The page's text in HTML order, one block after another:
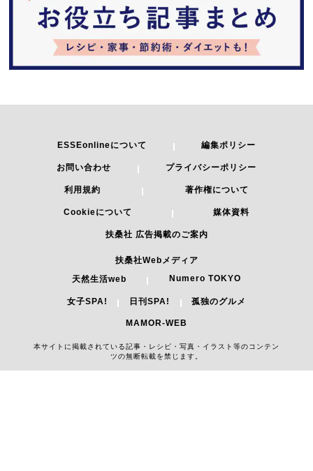
ESSEonlineについて 編集ポリシー
お問い合わせ プライバシーポリシー
利用規約 著作権について
Cookieについて 媒体資料
扶桑社 広告掲載のご案内
扶桑社Webメディア
天然生活web
Numero TOKYO
女子SPA! 日刊SPA! 孤独のグルメ
MAMOR-WEB
本サイトに掲載されている記事・レシピ・写真・イラスト等のコンテン
ツの無断転載を禁じます。